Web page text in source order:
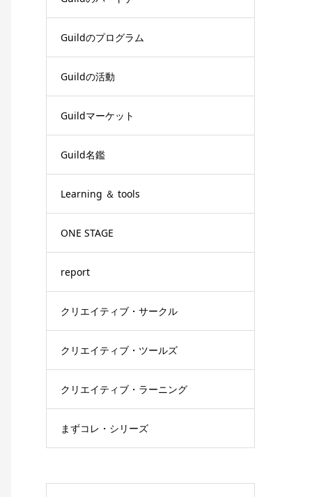
Guildのプログラム
Guildの活動
Guildマーケット
Guild名鑑
Learning ＆ tools
ONE STAGE
report
クリエイティブ・サークル
クリエイティブ・ツールズ
クリエイティブ・ラーニング
まずコレ・シリーズ